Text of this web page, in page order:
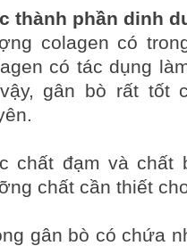
thành phần dinh
colagen có
có tác dụng
gân bò rất tốt
chất đạm và chất
chất cần thiết
gân bò có chứa